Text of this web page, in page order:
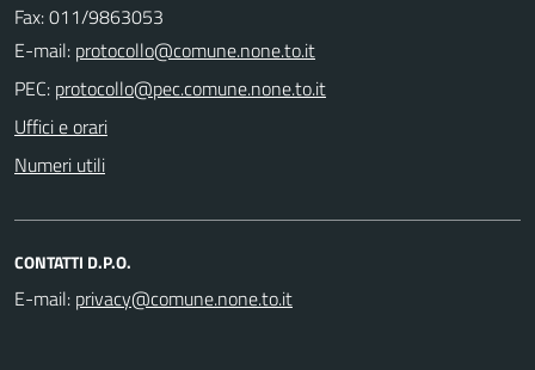
Fax: 011/9863053
E-mail:
PEC:
Uffici e orari
Numeri utili
CONTATTI D.P.O.
E-mail: